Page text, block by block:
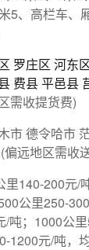
5、高栏车、
罗庄区 河东
费县平邑县
需收提货费)
市 德令哈市
偏远地区需收
里140-200元/
公里250-
/吨；1000公
1200元/吨，